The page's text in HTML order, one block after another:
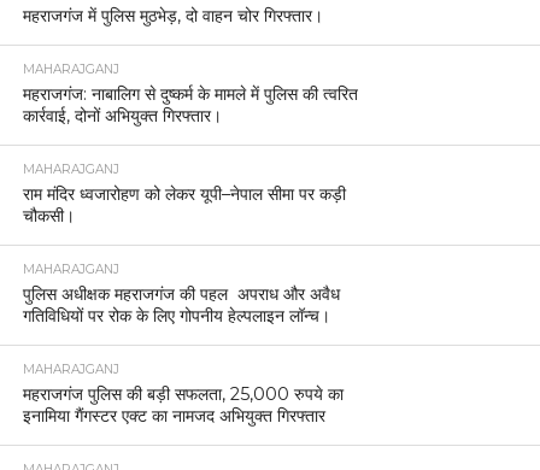
महराजगंज में पुलिस मुठभेड़, दो वाहन चोर गिरफ्तार।
MAHARAJGANJ
महराजगंज: नाबालिग से दुष्कर्म के मामले में पुलिस की त्वरित
कार्रवाई, दोनों अभियुक्त गिरफ्तार।
MAHARAJGANJ
राम मंदिर ध्वजारोहण को लेकर यूपी–नेपाल सीमा पर कड़ी
चौकसी।
MAHARAJGANJ
पुलिस अधीक्षक महराजगंज की पहल अपराध और अवैध
गतिविधियों पर रोक के लिए गोपनीय हेल्पलाइन लॉन्च।
MAHARAJGANJ
महराजगंज पुलिस की बड़ी सफलता, 25,000 रुपये का
इनामिया गैंगस्टर एक्ट का नामजद अभियुक्त गिरफ्तार